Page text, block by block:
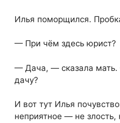
Илья поморщился.
— При чём здесь юрист?
— Дача, — сказала
дачу?
И вот тут Илья
неприятное — не злость,